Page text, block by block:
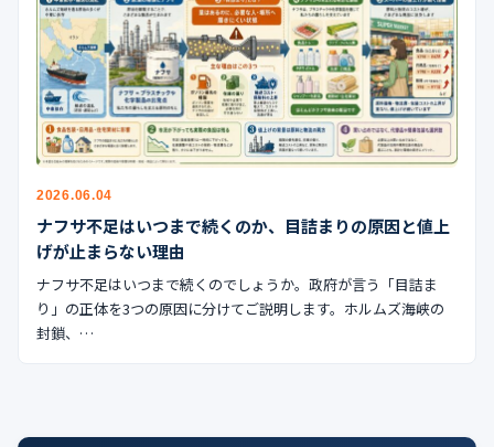
2026.06.04
ナフサ不足はいつまで続くのか、目詰まりの原因と値上
げが止まらない理由
ナフサ不足はいつまで続くのでしょうか。政府が言う「目詰ま
り」の正体を3つの原因に分けてご説明します。ホルムズ海峡の
封鎖、…